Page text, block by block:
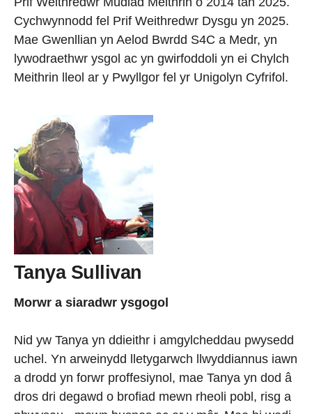
Cychwynnodd fel Prif Weithredwr Dysgu yn 2025.
Mae Gwenllian yn Aelod Bwrdd S4C a Medr, yn
lywodraethwr ysgol ac yn gwirfoddoli yn ei Chylch
Meithrin lleol ar y Pwyllgor fel yr Unigolyn Cyfrifol.
Tanya Sullivan
Morwr a siaradwr ysgogol
Nid yw Tanya yn ddieithr i amgylcheddau pwysedd
uchel. Yn arweinydd lletygarwch llwyddiannus iawn
a drodd yn forwr proffesiynol, mae Tanya yn dod â
dros dri degawd o brofiad mewn rheoli pobl, risg a